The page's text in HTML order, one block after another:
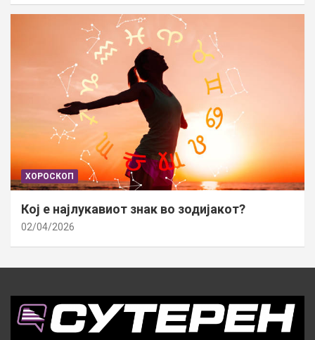
ХОРОСКОП
Кој е најлукавиот знак во зодијакот?
02/04/2026